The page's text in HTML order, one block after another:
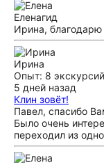
Еленагид
Ирина,
Ирина
Опыт: 8 экскурсий
5 дней назад
Клин зовёт!
Павел, спасибо
Было очень
переходил из